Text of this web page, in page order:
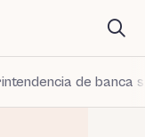
de banca